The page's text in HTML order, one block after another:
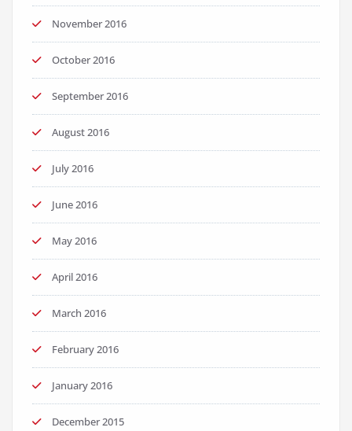
November 2016
October 2016
September 2016
August 2016
July 2016
June 2016
May 2016
April 2016
March 2016
February 2016
January 2016
December 2015